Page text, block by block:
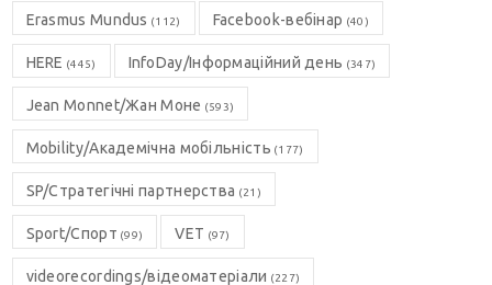
Erasmus Mundus (112) Facebook-вебінар (40)
HERE (445) InfoDay/Інформаційний день (347)
Jean Monnet/Жан Моне (593)
Mobility/Академічна мобільність (177)
SP/Стратегічні партнерства (21)
Sport/Спорт (99) VET (97)
videorecordings/відеоматеріали (227)